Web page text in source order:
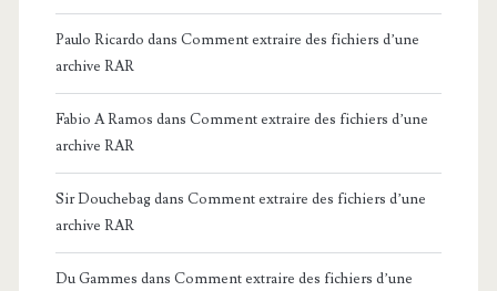
Paulo Ricardo dans Comment extraire des fichiers d’une
archive RAR
Fabio A Ramos dans Comment extraire des fichiers d’une
archive RAR
Sir Douchebagdans Comment extraire des fichiers d’une
archive RAR
Du Gammes dans Comment extraire des fichiers d’une